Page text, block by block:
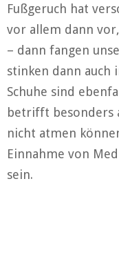
Fußgeruch hat
vor allem dann
– dann fangen
stinken dann auch
Schuhe sind
betrifft besonders
nicht atmen
Einnahme von
sein.